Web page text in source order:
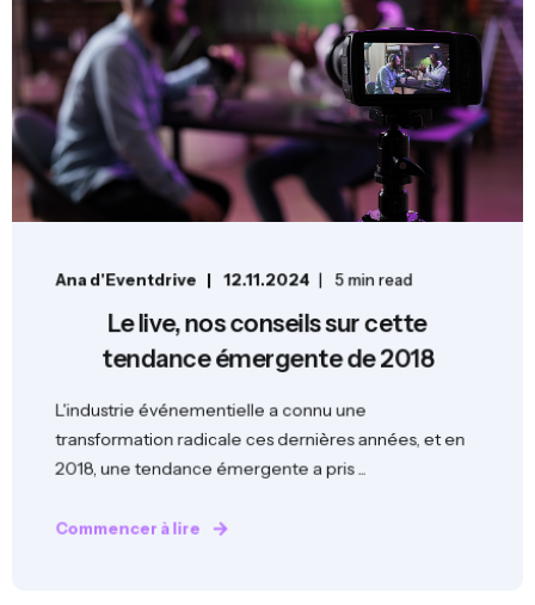
Ana d'Eventdrive 12.11.2024 5 min read
Le live, nos conseils sur cette
tendance émergente de 2018
L'industrie événementielle a connu une
transformation radicale ces dernières années, et en
2018, une tendance émergente a pris ...
Commencer à lire